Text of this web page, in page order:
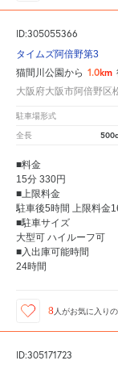
ID:305055366
タイムズ阿倍野第3
猫間川公園から 1.0km
大阪府大阪市阿倍野区
駐車場形式
全長
■料金
15分 330円
■上限料金
駐車後5時間 上限料金
■駐車サイズ
大型可 ハイルーフ可
■入出庫可能時間
24時間
8人がお気に入り
ID:305171723